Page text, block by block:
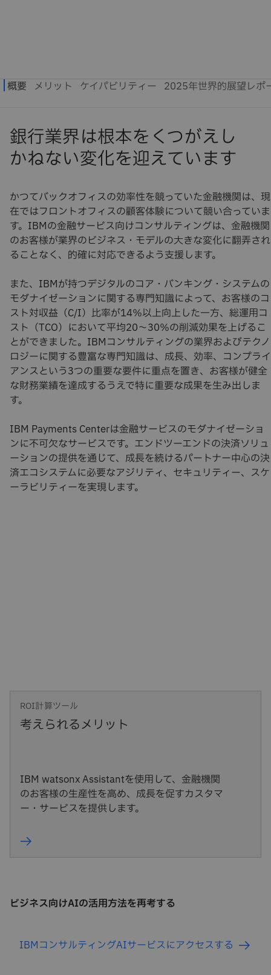
銀行業界は根本をくつがえし
かねない変化を迎えています
かつてバックオフィスの効率性を競っていた金融機関は、現
在ではフロントオフィスの顧客体験について競い合っていま
す。IBMの金融サービス向けコンサルティングは、金融機関
のお客様が業界のビジネス・モデルの大きな変化に翻弄され
ることなく、的確に対応できるよう支援します。
また、IBMが持つデジタルのコア・バンキング・システムの
モダナイゼーションに関する専門知識によって、お客様のコ
スト対収益（C/I）比率が14％以上向上した一方、総運用コ
スト（TCO）において平均20～30％の削減効果を上げるこ
とができました。IBMコンサルティングの業界およびテクノ
ロジーに関する豊富な専門知識は、成長、効率、コンプライ
アンスという3つの重要な要件に重点を置き、お客様が健全
な財務業績を達成するうえで特に重要な成果を生み出しま
す。
IBM Payments Centerは金融サービスのモダナイゼーショ
ンに不可欠なサービスです。エンドツーエンドの決済ソリュ
ーションの提供を通じて、成長を続けるパートナー中心の決
済エコシステムに必要なアジリティ、セキュリティー、スケ
ーラビリティーを実現します。
ROI計算ツール
考えられるメリット
IBM watsonx Assistantを使用して、金融機関
のお客様の生産性を高め、成長を促すカスタマ
ー・サービスを提供します。
ビジネス向けAIの活用方法を再考する
IBMコンサルティングAIサービスにアクセスする